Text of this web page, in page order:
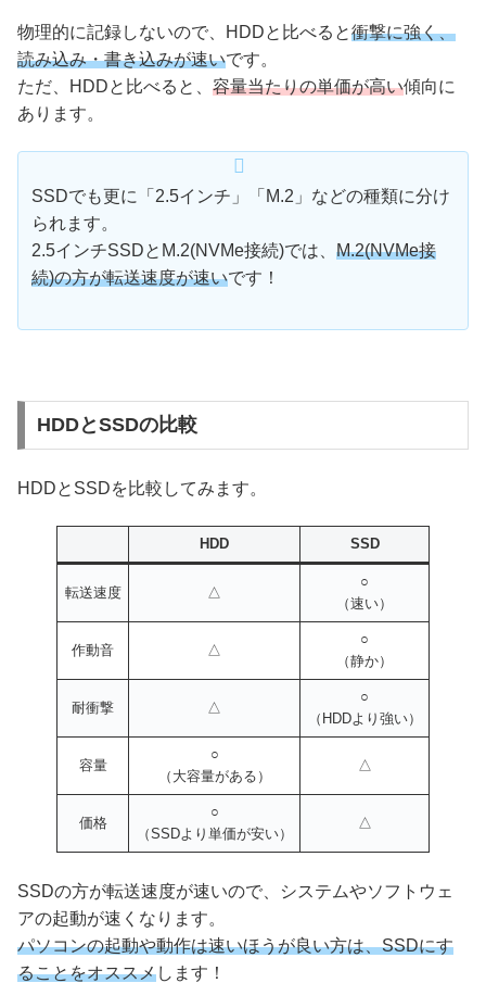
物理的に記録しないので、HDDと比べると衝撃に強く、
読み込み・書き込みが速いです。
ただ、HDDと比べると、 容量当たりの単価が高い傾向に
あります。
SSDでも更に「2.5インチ」「M.2」などの種類に分け
られます。
2.5インチSSDとM.2(NVMe接続)では、 M.2(NVMe接
続)の方が転送速度が速いです！
HDDとSSDの比較
HDDとSSDを比較してみます。
HDD SSD
転送速度 △
○
（速い）
作動音 △
○
（静か）
耐衝撃 △
○
（HDDより強い）
容量
○
（大容量がある）
△
価格
○
（SSDより単価が安い）
△
SSDの方が転送速度が速いので、システムやソフトウェ
アの起動が速くなります。
パソコンの起動や動作は速いほうが良い方は、SSDにす
ることをオススメします！